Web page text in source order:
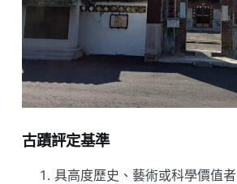
古蹟評定基準
具高度歷史、藝術或科學價值者